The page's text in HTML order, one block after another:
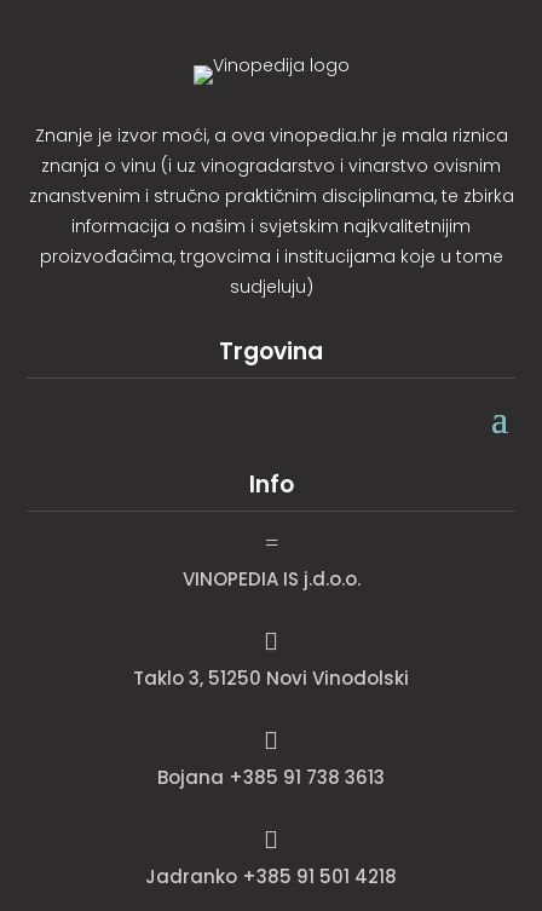
Znanje je izvor moći, a ova vinopedia.hr je mala riznica
znanja o vinu (i uz vinogradarstvo i vinarstvo ovisnim
znanstvenim i stručno praktičnim disciplinama, te zbirka
informacija o našim i svjetskim najkvalitetnijim
proizvođačima, trgovcima i institucijama koje u tome
sudjeluju)
Trgovina
Info
=
VINOPEDIA IS j.d.o.o.

Taklo 3, 51250 Novi Vinodolski

Bojana +385 91 738 3613

Jadranko +385 91 501 4218